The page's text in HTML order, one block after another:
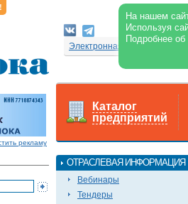
На нашем
Используя
Подробнее
Электронная версия
рекламу
Каталог
предприятий
ОТРАСЛЕВАЯ ИНФОРМАЦИЯ
Вебинары
Тендеры